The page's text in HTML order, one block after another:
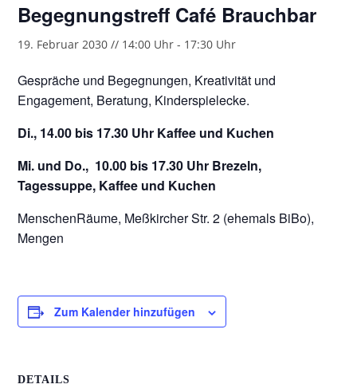
Begegnungstreff Café Brauchbar
19. Februar 2030 // 14:00 Uhr - 17:30 Uhr
Gespräche und Begegnungen, Kreativität und
Engagement, Beratung, Kinderspielecke.
Di., 14.00 bis 17.30 Uhr Kaffee und Kuchen
Mi. und Do., 10.00 bis 17.30 Uhr Brezeln,
Tagessuppe, Kaffee und Kuchen
MenschenRäume, Meßkircher Str. 2 (ehemals BiBo),
Mengen
Zum Kalender hinzufügen
DETAILS